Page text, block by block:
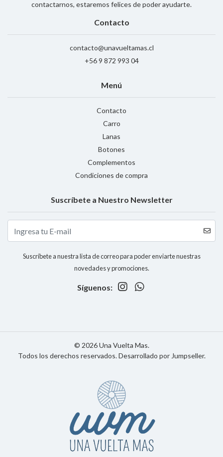
contactarnos, estaremos felices de poder ayudarte.
Contacto
contacto@unavueltamas.cl
+56 9 872 993 04
Menú
Contacto
Carro
Lanas
Botones
Complementos
Condiciones de compra
Suscríbete a Nuestro Newsletter
Suscríbete a nuestra lista de correo para poder enviarte nuestras
novedades y promociones.
Síguenos:
© 2026 Una Vuelta Mas.
Todos los derechos reservados.Desarrollado por Jumpseller.